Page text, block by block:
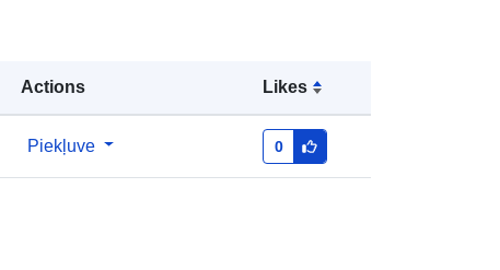
Actions Likes
Piekļuve 0
a1ab-4f69-8963-16181d955f63
http://data.europa.eu/88u/dataset/fr-
120066022-srv-9633ac14-277a-
484f-b5eb-55f5e6259d87